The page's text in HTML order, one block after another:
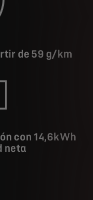
de 59 g/km
con 14,6kWh
neta